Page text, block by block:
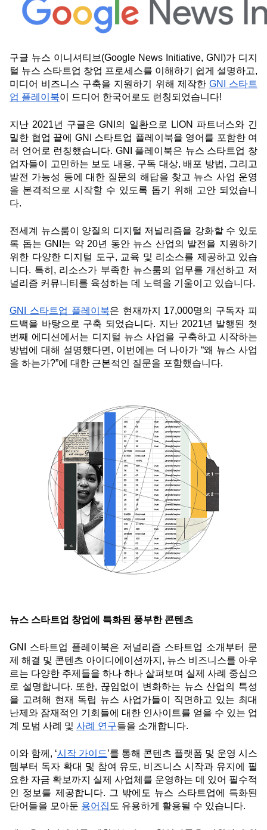
구글 뉴스 이니셔티브(Google News Initiative, GNI)가 디지
털 뉴스 스타트업 창업 프로세스를 이해하기 쉽게 설명하고,
미디어 비즈니스 구축을 지원하기 위해 제작한 GNI 스타트
업 플레이북이 드디어 한국어로도 런칭되었습니다!
지난 2021년 구글은 GNI의 일환으로 LION 파트너스와 긴
밀한 협업 끝에 GNI 스타트업 플레이북을 영어를 포함한 여
러 언어로 런칭했습니다. GNI 플레이북은 뉴스 스타트업 창
업자들이 고민하는 보도 내용, 구독 대상, 배포 방법, 그리고
발전 가능성 등에 대한 질문의 해답을 찾고 뉴스 사업 운영
을 본격적으로 시작할 수 있도록 돕기 위해 고안 되었습니
다.
전세계 뉴스룸이 양질의 디지털 저널리즘을 강화할 수 있도
록 돕는 GNI는 약 20년 동안 뉴스 산업의 발전을 지원하기
위한 다양한 디지털 도구, 교육 및 리소스를 제공하고 있습
니다. 특히, 리소스가 부족한 뉴스룸의 업무를 개선하고 저
널리즘 커뮤니티를 육성하는 데 노력을 기울이고 있습니다.
GNI 스타트업 플레이북은 현재까지 17,000명의 구독자 피
드백을 바탕으로 구축 되었습니다. 지난 2021년 발행된 첫
번째 에디션에서는 디지털 뉴스 사업을 구축하고 시작하는
방법에 대해 설명했다면, 이번에는 더 나아가 “왜 뉴스 사업
을 하는가?”에 대한 근본적인 질문을 포함했습니다.
뉴스 스타트업 창업에 특화된 풍부한 콘텐츠
GNI 스타트업 플레이북은 저널리즘 스타트업 소개부터 문
제 해결 및 콘텐츠 아이디에이션까지, 뉴스 비즈니스를 아우
르는 다양한 주제들을 하나 하나 살펴보며 실제 사례 중심으
로 설명합니다. 또한, 끊임없이 변화하는 뉴스 산업의 특성
을 고려해 현재 독립 뉴스 사업가들이 직면하고 있는 최대
난제와 잠재적인 기회들에 대한 인사이트를 얻을 수 있는 업
계 모범 사례 및 사례 연구들을 소개합니다.
이와 함께, ‘시작 가이드’를 통해 콘텐츠 플랫폼 및 운영 시스
템부터 독자 확대 및 참여 유도, 비즈니스 시작과 유지에 필
요한 자금 확보까지 실제 사업체를 운영하는 데 있어 필수적
인 정보를 제공합니다. 그 밖에도 뉴스 스타트업에 특화된
단어들을 모아둔 용어집 도 유용하게 활용될 수 있습니다.